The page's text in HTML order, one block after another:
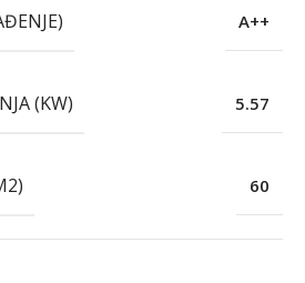
A++
(KW) 5.57
60